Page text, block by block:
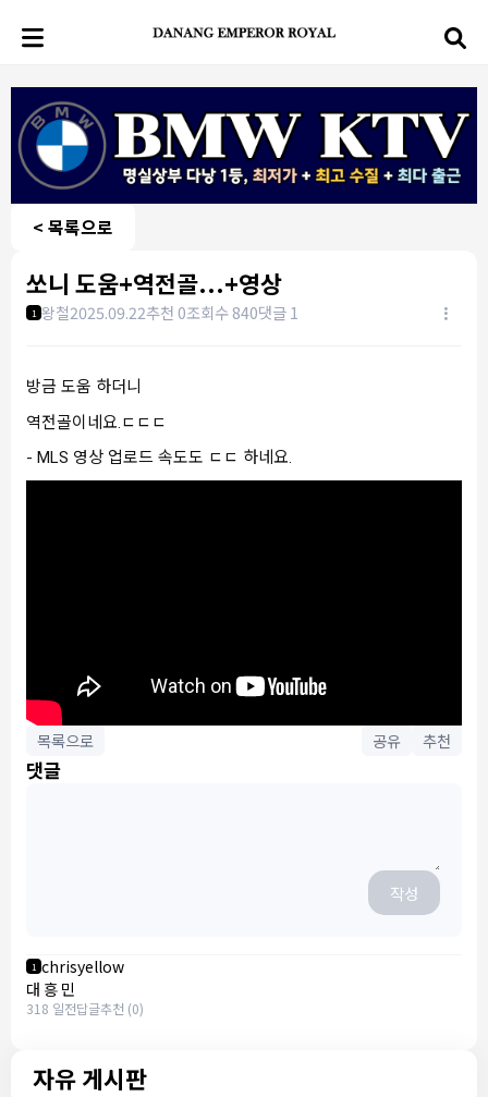
< 목록으로
쏘니 도움+역전골...+영상
1 왕철2025.09.22추천 0조회수 840댓글 1
방금 도움 하더니
역전골이네요.ㄷㄷㄷ
- MLS 영상 업로드 속도도 ㄷㄷ 하네요.
목록으로 공유 추천
댓글
작성
1 chrisyellow
대 흥 민
318 일전답글추천 (0)
자유 게시판